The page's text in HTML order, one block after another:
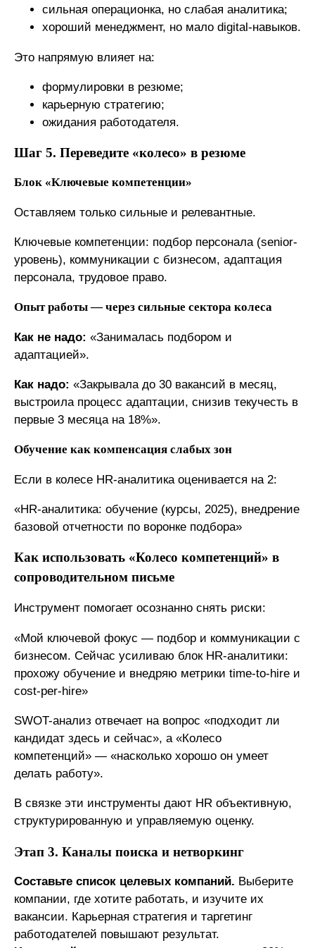
сильная операционка, но слабая аналитика;
хороший менеджмент, но мало digital-навыков.
Это напрямую влияет на:
формулировки в резюме;
карьерную стратегию;
ожидания работодателя.
Шаг 5. Переведите «колесо» в резюме
Блок «Ключевые компетенции»
Оставляем только сильные и релевантные.
Ключевые компетенции: подбор персонала (senior-
уровень), коммуникации с бизнесом, адаптация
персонала, трудовое право.
Опыт работы — через сильные сектора колеса
Как не надо: «Занималась подбором и
адаптацией».
Как надо: «Закрывала до 30 вакансий в месяц,
выстроила процесс адаптации, снизив текучесть в
первые 3 месяца на 18%».
Обучение как компенсация слабых зон
Если в колесе HR-аналитика оценивается на 2:
«HR-аналитика: обучение (курсы, 2025), внедрение
базовой отчетности по воронке подбора»
Как использовать «Колесо компетенций» в
сопроводительном письме
Инструмент помогает осознанно снять риски:
«Мой ключевой фокус — подбор и коммуникации с
бизнесом. Сейчас усиливаю блок HR-аналитики:
прохожу обучение и внедряю метрики time-to-hire и
cost-per-hire»
SWOT-анализ отвечает на вопрос «подходит ли
кандидат здесь и сейчас», а «Колесо
компетенций» — «насколько хорошо он умеет
делать работу».
В связке эти инструменты дают HR объективную,
структурированную и управляемую оценку.
Этап 3. Каналы поиска и нетворкинг
Составьте список целевых компаний. Выберите
компании, где хотите работать, и изучите их
вакансии. Карьерная стратегия и таргетинг
работодателей повышают результат.